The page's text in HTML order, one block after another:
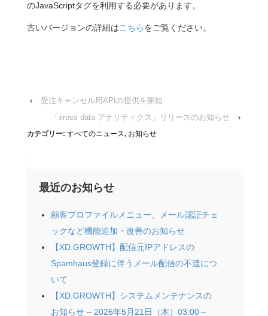
のJavaScriptタグを利用する必要があります。
古いバージョンの詳細はこちらをご覧ください。
‹
受注キャンセル用APIの提供を開始
「xross data アナリティクス」リリースのお知らせ
›
カテゴリー: すべてのニュース, お知らせ
最近のお知らせ
顧客プロファイルメニュー、メール認証チェ
ックなど機能追加・改善のお知らせ
【XD.GROWTH】配信元IPアドレスの
Spamhaus登録に伴うメール配信の不達につ
いて
【XD.GROWTH】システムメンテナンスの
お知らせ – 2026年5月21日（木）03:00～